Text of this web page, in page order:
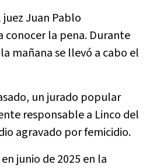
Juan Pablo
conocer la pena. Durante
mañana se llevó a cabo el
un jurado popular
responsable a Linco del
agravado por femicidio.
junio de 2025 en la